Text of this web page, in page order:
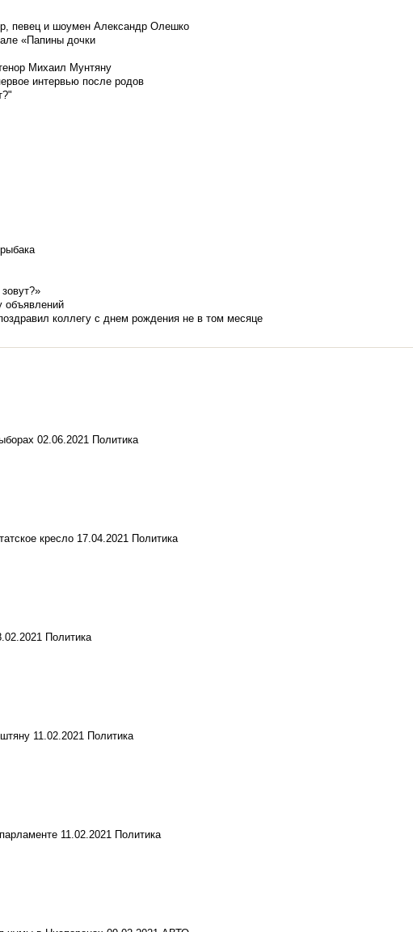
певец и шоумен Александр Олешко
«Папины дочки
Михаил Мунтяну
интервью после родов
объявлений
коллегу с днем рождения не в том месяце
02.06.2021 Политика
кресло 17.04.2021 Политика
Политика
11.02.2021 Политика
11.02.2021 Политика